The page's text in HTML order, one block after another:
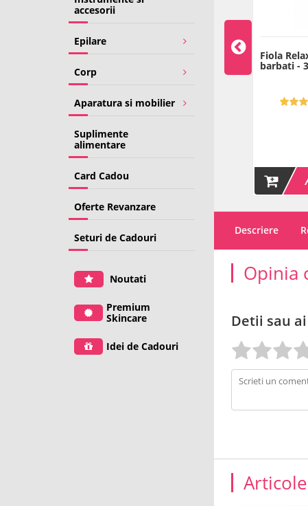
accesorii
Epilare
Corp
Aparatura si mobilier
Suplimente
alimentare
Card Cadou
Oferte Revanzare
Seturi de Cadouri
Noutati
Premium
Skincare
Idei de Cadouri
LEI
Pret/1ml: 10.9 LEI
ADAUGA IN COS
4.90 (20)
Fiola
barbati -
Descriere
Opinia
Detii sau